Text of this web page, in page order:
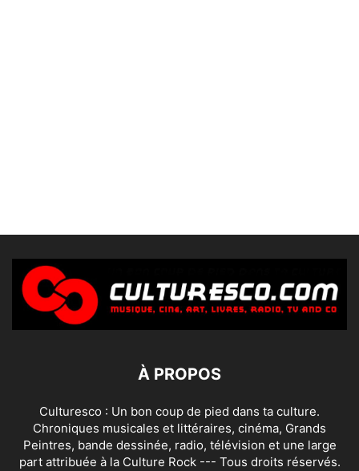
À PROPOS
Culturesco : Un bon coup de pied dans ta culture.
Chroniques musicales et littéraires, cinéma, Grands
Peintres, bande dessinée, radio, télévision et une large
part attribuée à la Culture Rock --- Tous droits réservés.